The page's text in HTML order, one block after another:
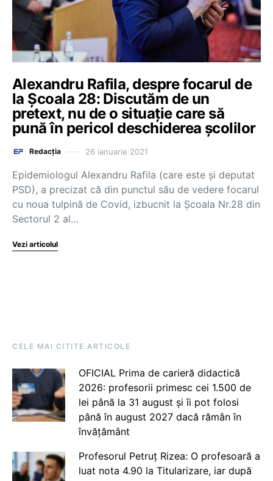
Alexandru Rafila, despre focarul de
la Școala 28: Discutăm de un
pretext, nu de o situație care să
pună în pericol deschiderea școlilor
Redacția 26 ianuarie 2021
Epidemiologul Alexandru Rafila (care este și deputat
PSD), a precizat că din punctul său de vedere focarul
cu noua tulpină de Covid, izbucnit la Școala Nr.28 din
Sectorul 2 al…
Vezi articolul
CELE MAI CITITE ARTICOLE
OFICIAL Prima de carieră didactică
2026: profesorii primesc cei 1.500 de
lei până la 31 august și îi pot folosi
până în august 2027 dacă rămân în
învățământ
Profesorul Petruț Rizea: O profesoară a
luat nota 4.90 la Titularizare, iar după